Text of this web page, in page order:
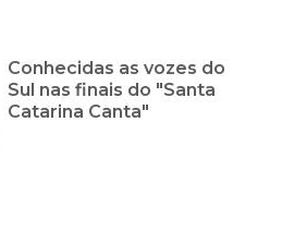
Conhecidas as vozes do
Sul nas finais do "Santa
Catarina Canta"